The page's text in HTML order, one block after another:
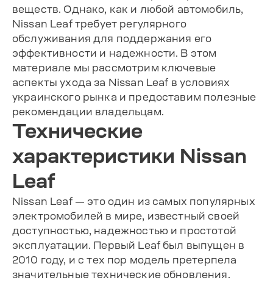
веществ. Однако, как и любой автомобиль,
Nissan Leaf требует регулярного
обслуживания для поддержания его
эффективности и надежности. В этом
материале мы рассмотрим ключевые
аспекты ухода за Nissan Leaf в условиях
украинского рынка и предоставим полезные
рекомендации владельцам.
Технические
характеристики Nissan
Leaf
Nissan Leaf — это один из самых популярных
электромобилей в мире, известный своей
доступностью, надежностью и простотой
эксплуатации. Первый Leaf был выпущен в
2010 году, и с тех пор модель претерпела
значительные технические обновления.